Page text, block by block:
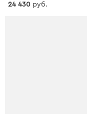
24 430 руб.